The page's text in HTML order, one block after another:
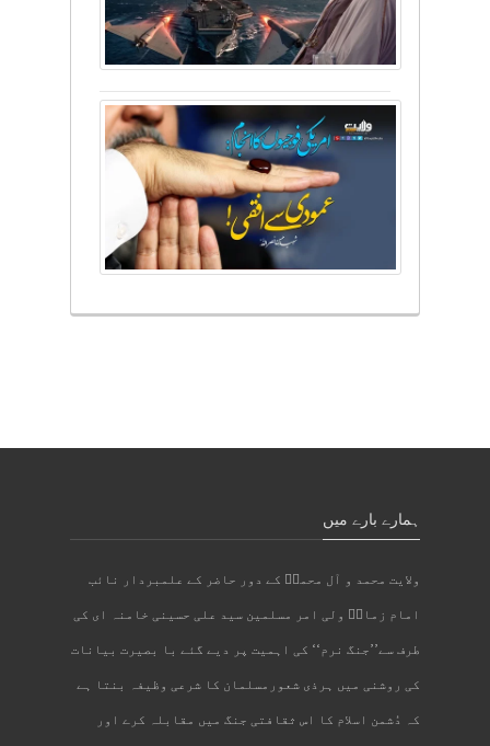
ہمارے بارے میں
ولایت محمد و آل محمدؐ کے دور حاضر کے علمبردار نائب
امام زمانؑ ولی امر مسلمین سید علی حسینی خامنہ ای کی
طرف سے’’جنگ نرم‘‘ کی اہمیت پر دیے گئے با بصیرت بیانات
کی روشنی میں ہرذی شعورمسلمان کا شرعی وظیفہ بنتا ہے
کہ دُشمن اسلام کا اس ثقافتی جنگ میں مقابلہ کرے اور